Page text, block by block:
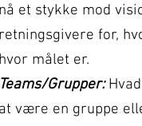
et stykke mod
for,
målet er.
Grupper:
være en gruppe